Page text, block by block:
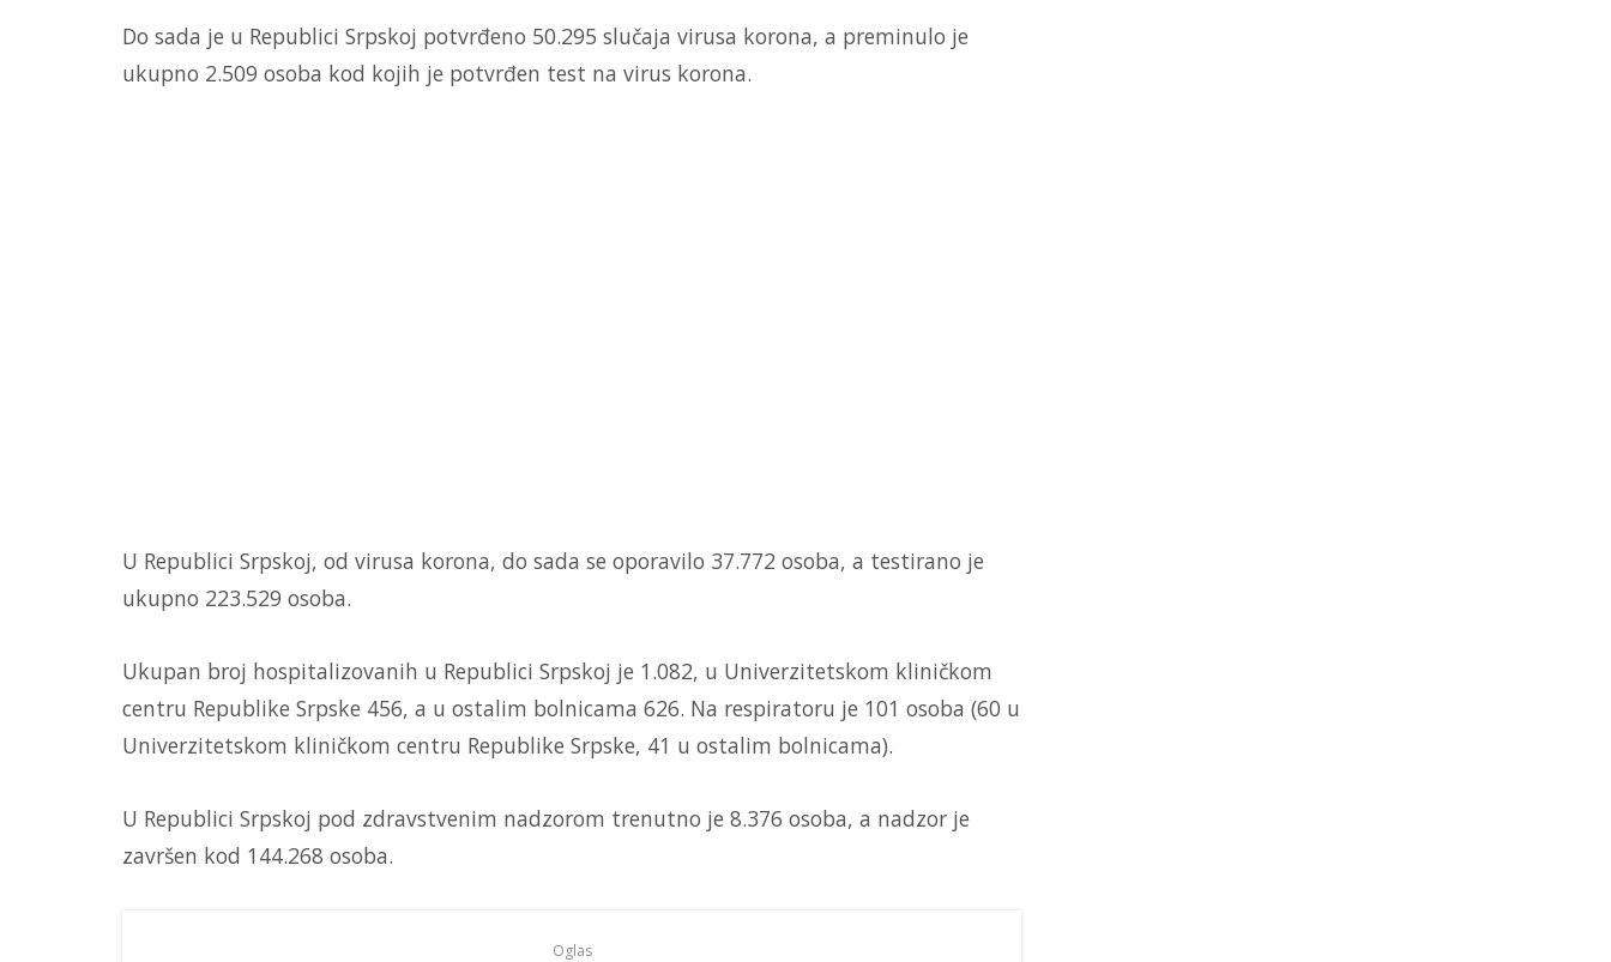
Do sada je u Republici Srpskoj potvrđeno 50.295 slučaja virusa korona, a preminulo je
ukupno 2.509 osoba kod kojih je potvrđen test na virus korona.
U Republici Srpskoj, od virusa korona, do sada se oporavilo 37.772 osoba, a testirano je
ukupno 223.529 osoba.
Ukupan broj hospitalizovanih u Republici Srpskoj je 1.082, u Univerzitetskom kliničkom
centru Republike Srpske 456, a u ostalim bolnicama 626. Na respiratoru je 101 osoba (60 u
Univerzitetskom kliničkom centru Republike Srpske, 41 u ostalim bolnicama).
U Republici Srpskoj pod zdravstvenim nadzorom trenutno je 8.376 osoba, a nadzor je
završen kod 144.268 osoba.
Oglas